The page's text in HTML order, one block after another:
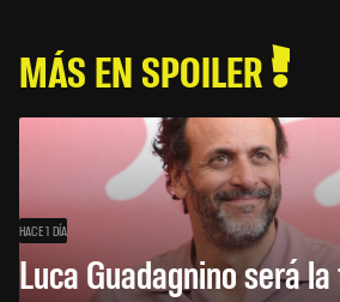
MÁS EN SPOILER
HACE 1 DÍA
Luca Guadagnino será